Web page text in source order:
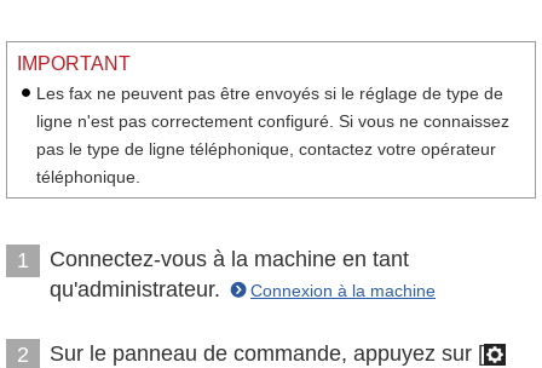
IMPORTANT
Les fax ne peuvent pas être envoyés si le réglage de type de
ligne n'est pas correctement configuré. Si vous ne connaissez
pas le type de ligne téléphonique, contactez votre opérateur
téléphonique.
1
Connectez-vous à la machine en tant
qu'administrateur.
Connexion à la machine
2
Sur le panneau de commande, appuyez sur [